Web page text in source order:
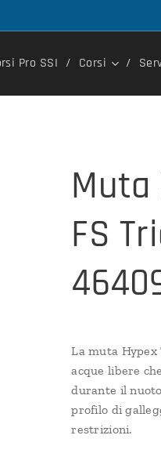
Pro SSI Corsi
Muta
FS
La muta
acque libere
durante il
profilo di
restrizioni.